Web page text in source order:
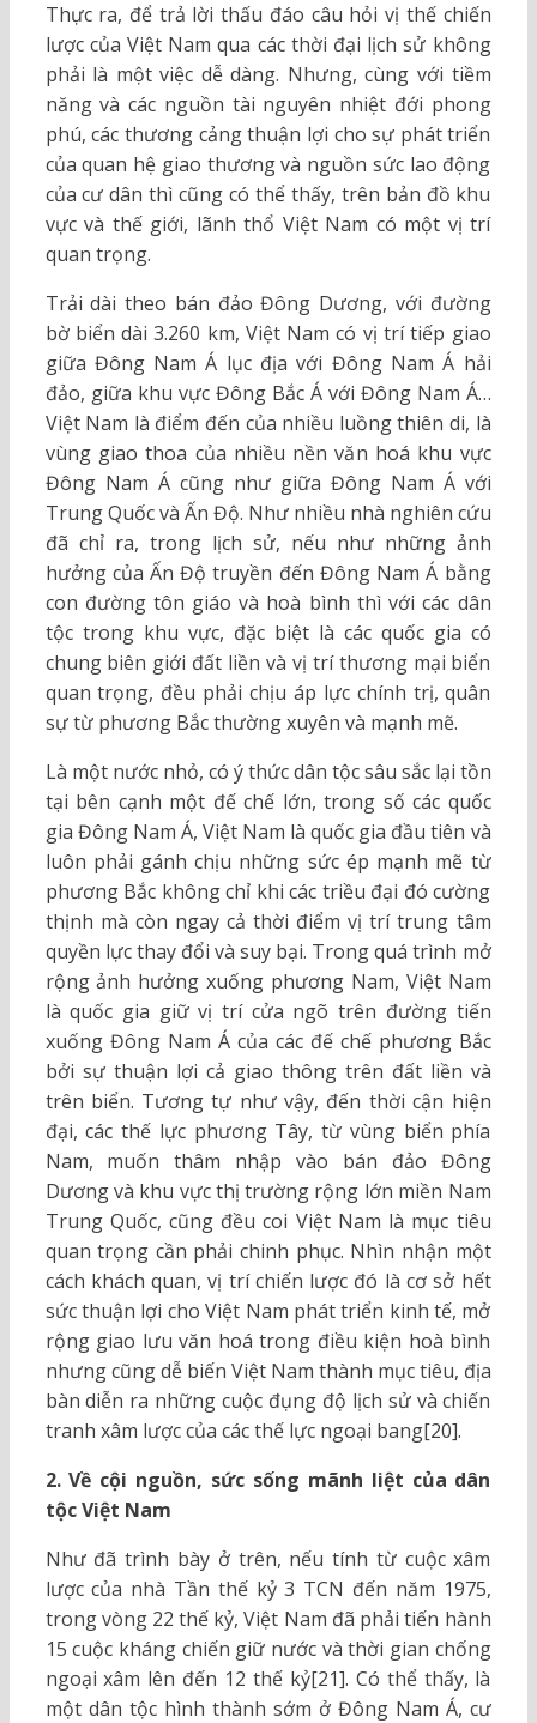
Thực ra, để trả lời thấu đáo câu hỏi vị thế chiến
lược của Việt Nam qua các thời đại lịch sử không
phải là một việc dễ dàng. Nhưng, cùng với tiềm
năng và các nguồn tài nguyên nhiệt đới phong
phú, các thương cảng thuận lợi cho sự phát triển
của quan hệ giao thương và nguồn sức lao động
của cư dân thì cũng có thể thấy, trên bản đồ khu
vực và thế giới, lãnh thổ Việt Nam có một vị trí
quan trọng.
Trải dài theo bán đảo Đông Dương, với đường
bờ biển dài 3.260 km, Việt Nam có vị trí tiếp giao
giữa Đông Nam Á lục địa với Đông Nam Á hải
đảo, giữa khu vực Đông Bắc Á với Đông Nam Á…
Việt Nam là điểm đến của nhiều luồng thiên di, là
vùng giao thoa của nhiều nền văn hoá khu vực
Đông Nam Á cũng như giữa Đông Nam Á với
Trung Quốc và Ấn Độ. Như nhiều nhà nghiên cứu
đã chỉ ra, trong lịch sử, nếu như những ảnh
hưởng của Ấn Độ truyền đến Đông Nam Á bằng
con đường tôn giáo và hoà bình thì với các dân
tộc trong khu vực, đặc biệt là các quốc gia có
chung biên giới đất liền và vị trí thương mại biển
quan trọng, đều phải chịu áp lực chính trị, quân
sự từ phương Bắc thường xuyên và mạnh mẽ.
Là một nước nhỏ, có ý thức dân tộc sâu sắc lại tồn
tại bên cạnh một đế chế lớn, trong số các quốc
gia Đông Nam Á, Việt Nam là quốc gia đầu tiên và
luôn phải gánh chịu những sức ép mạnh mẽ từ
phương Bắc không chỉ khi các triều đại đó cường
thịnh mà còn ngay cả thời điểm vị trí trung tâm
quyền lực thay đổi và suy bại. Trong quá trình mở
rộng ảnh hưởng xuống phương Nam, Việt Nam
là quốc gia giữ vị trí cửa ngõ trên đường tiến
xuống Đông Nam Á của các đế chế phương Bắc
bởi sự thuận lợi cả giao thông trên đất liền và
trên biển. Tương tự như vậy, đến thời cận hiện
đại, các thế lực phương Tây, từ vùng biển phía
Nam, muốn thâm nhập vào bán đảo Đông
Dương và khu vực thị trường rộng lớn miền Nam
Trung Quốc, cũng đều coi Việt Nam là mục tiêu
quan trọng cần phải chinh phục. Nhìn nhận một
cách khách quan, vị trí chiến lược đó là cơ sở hết
sức thuận lợi cho Việt Nam phát triển kinh tế, mở
rộng giao lưu văn hoá trong điều kiện hoà bình
nhưng cũng dễ biến Việt Nam thành mục tiêu, địa
bàn diễn ra những cuộc đụng độ lịch sử và chiến
tranh xâm lược của các thế lực ngoại bang[20].
2. Về cội nguồn, sức sống mãnh liệt của dân
tộc Việt Nam
Như đã trình bày ở trên, nếu tính từ cuộc xâm
lược của nhà Tần thế kỷ 3 TCN đến năm 1975,
trong vòng 22 thế kỷ, Việt Nam đã phải tiến hành
15 cuộc kháng chiến giữ nước và thời gian chống
ngoại xâm lên đến 12 thế kỷ[21]. Có thể thấy, là
một dân tộc hình thành sớm ở Đông Nam Á, cư